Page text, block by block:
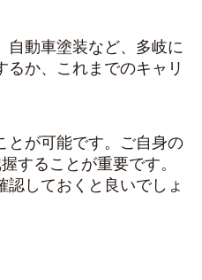
自動車塗装など、多岐に
か、これまでのキャリ
とが可能です。ご自身の
することが重要です。
しておくと良いでしょ